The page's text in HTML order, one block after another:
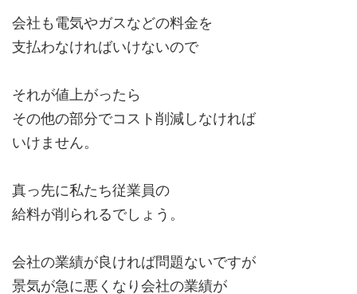
会社も電気やガスなどの料金を
支払わなければいけないので
それが値上がったら
その他の部分でコスト削減しなければ
いけません。
真っ先に私たち従業員の
給料が削られるでしょう。
会社の業績が良ければ問題ないですが
景気が急に悪くなり会社の業績が